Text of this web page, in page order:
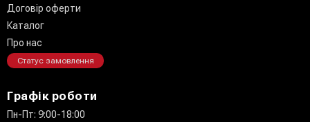
Договір оферти
Каталог
Про нас
Статус замовлення
Графік роботи
Пн-Пт: 9:00-18:00